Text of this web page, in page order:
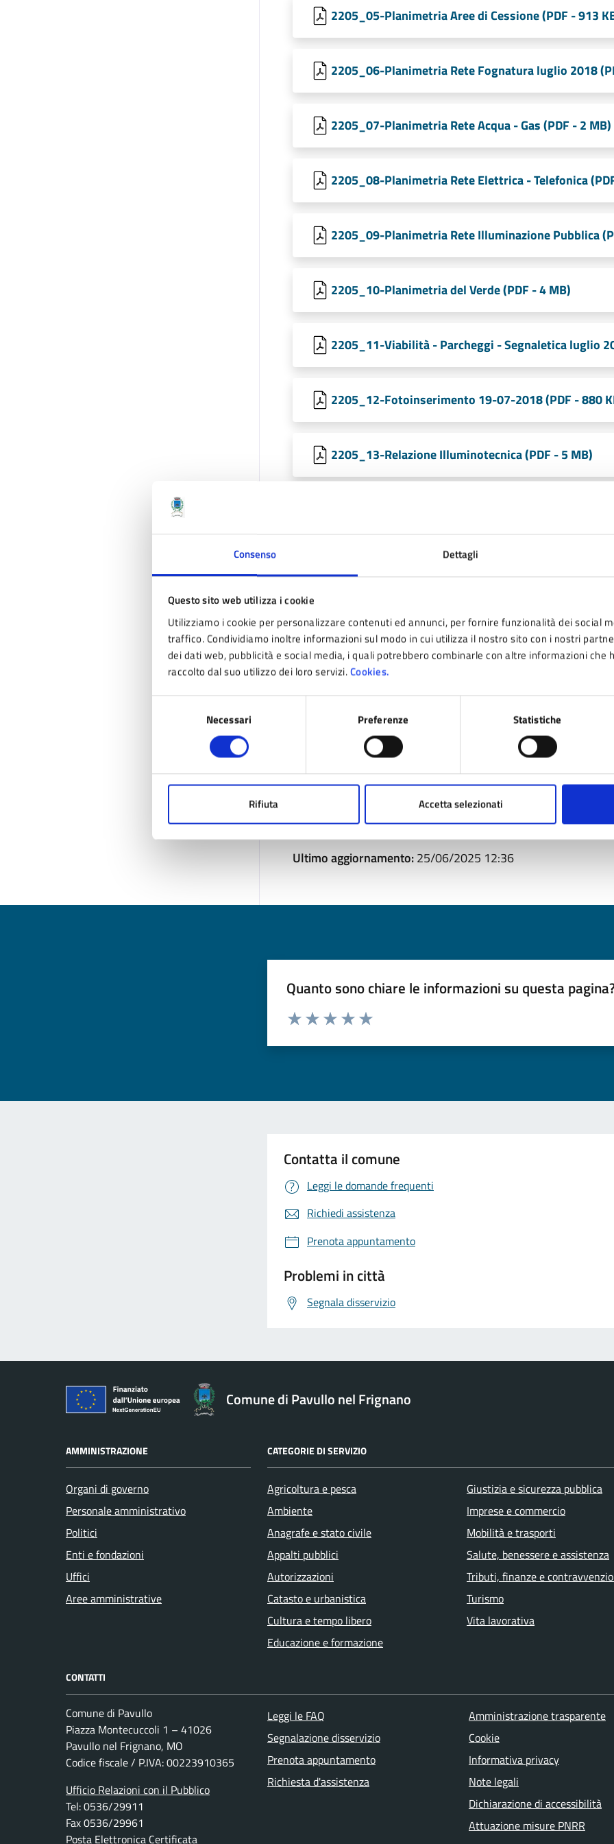
Consenso Dettagli
Questo sito web utilizza i cookie
Utilizziamo i cookie per personalizzare contenuti ed annunci, per fornire funzionalità dei social
traffico. Condividiamo inoltre informazioni sul modo in cui utilizza il nostro sito con i nostri
dei dati web, pubblicità e social media, i quali potrebbero combinarle con altre informazioni che
raccolto dal suo utilizzo dei loro servizi.Cookies.
Necessari Preferenze Statistiche
Rifiuta Accetta selezionati
2205_05-Planimetria Aree di Cessione (PDF - 913
2205_06-Planimetria Rete Fognatura luglio 2018
2205_07-Planimetria Rete Acqua - Gas (PDF - 2 MB)
2205_08-Planimetria Rete Elettrica - Telefonica
2205_09-Planimetria Rete Illuminazione Pubblica
2205_10-Planimetria del Verde (PDF - 4 MB)
2205_11-Viabilità - Parcheggi - Segnaletica luglio
2205_12-Fotoinserimento 19-07-2018 (PDF - 880
2205_13-Relazione Illuminotecnica (PDF - 5 MB)
2205_16-NTA (PDF - 365 KB)
2205_17-Stima Opere U1 e nuova SCM (PDF - 147
2205_Relazione idraulica 20180717 (PDF - 787 KB)
2205-14 - Previsione Impatto Acustico (PDF - 2 MB)
3862-POC- Ambiti A9A-A9B - VER1 - Integrativa
Ultimo aggiornamento:25/06/2025 12:36
Quanto sono chiare le informazioni su questa
Valuta da 1 a 5 stelle la pagina
Contatta il comune
Leggi le domande frequenti
Richiedi assistenza
Prenota appuntamento
Problemi in città
Segnala disservizio
Comune di Pavullo nel Frignano
AMMINISTRAZIONE
Organi di governo
Personale amministrativo
Politici
Enti e fondazioni
Uffici
Aree amministrative
CATEGORIE DI SERVIZIO
Agricoltura e pesca
Ambiente
Anagrafe e stato civile
Appalti pubblici
Autorizzazioni
Catasto e urbanistica
Cultura e tempo libero
Educazione e formazione
Giustizia e sicurezza pubblica
Imprese e commercio
Mobilità e trasporti
Salute, benessere e assistenza
Tributi, finanze e
Turismo
Vita lavorativa
CONTATTI
Comune di Pavullo
Piazza Montecuccoli 1 – 41026
Pavullo nel Frignano, MO
Codice fiscale / P.IVA: 00223910365
Ufficio Relazioni con il Pubblico
Tel: 0536/29911
Fax 0536/29961
Posta Elettronica Certificata
Leggi le FAQ
Segnalazione disservizio
Prenota appuntamento
Richiesta d'assistenza
Amministrazione trasparente
Cookie
Informativa privacy
Note legali
Dichiarazione di accessibilità
Attuazione misure PNRR